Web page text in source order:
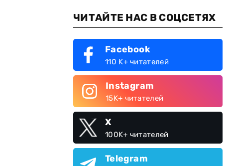
ЧИТАЙТЕ НАС В СОЦСЕТЯХ
Facebook
110 K+ читателей
Instagram
15K+ читателей
X
100K+ читателей
Telegram